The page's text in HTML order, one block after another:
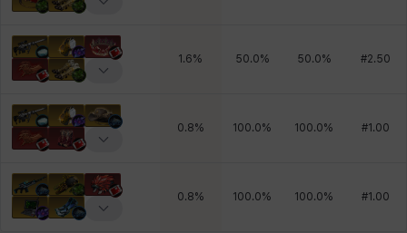
1.6% 50.0% 50.0% #2.50
0.8% 100.0% 100.0% #1.00
0.8% 100.0% 100.0% #1.00